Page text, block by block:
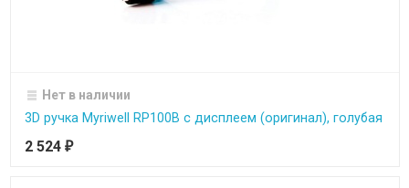
Нет в наличии
3D ручка Myriwell RP100B с дисплеем (оригинал), голубая
2 524 ₽